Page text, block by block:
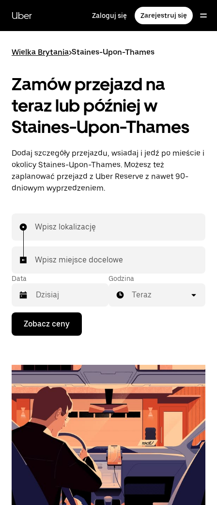
głównej
zawartości
Uber Zaloguj się Zarejestruj się
Wielka Brytania>Staines-Upon-Thames
Zamów przejazd na
teraz lub później w
Staines-Upon-Thames
Dodaj szczegóły przejazdu, wsiadaj i jedź po mieście i
okolicy Staines-Upon-Thames. Możesz też
zaplanować przejazd z Uber Reserve z nawet 90-
dniowym wyprzedzeniem.
Wpisz lokalizację
Wpisz miejsce docelowe
Data
Naciśnij
klawisz
strzałki
do
i wybrać
datę.
Naciśnij
klawisz
„Escape”,
aby
zamknąć
kalendarz.
Godzina
Teraz
Zobacz ceny